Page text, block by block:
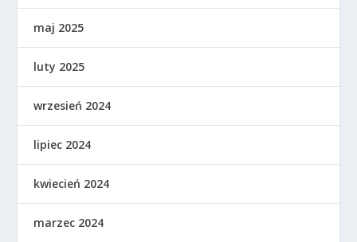
maj 2025
luty 2025
wrzesień 2024
lipiec 2024
kwiecień 2024
marzec 2024